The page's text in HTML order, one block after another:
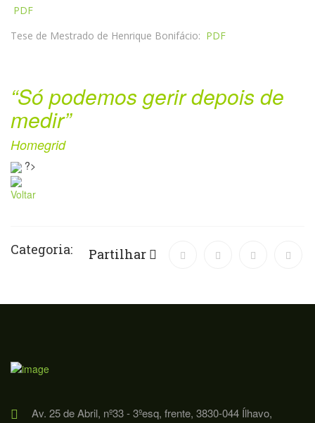
PDF
Tese de Mestrado de Henrique Bonifácio: PDF
“Só podemos gerir depois de
medir”
Homegrid
?>
Voltar
Categoria: Partilhar
Av. 25 de Abril, nº33 - 3ºesq, frente, 3830-044 Ílhavo,